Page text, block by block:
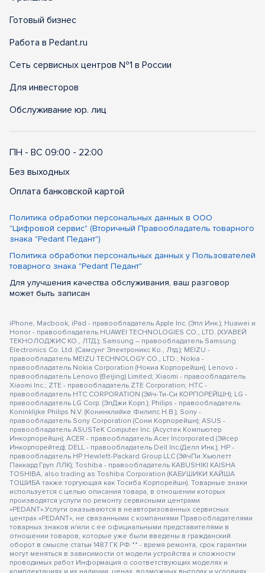
Готовый бизнес
Работа в Pedant.ru
Сеть сервисных центров №1 в России
Для инвесторов
Обслуживание юр. лиц
ПН - ВС 09:00 - 22:00
Без выходных
Оплата банковской картой
Политика обработки персональных данных в ООО
"Цифровой сервис" (Вторичный Правообладатель товарного
знака "Pedant Педант")
Политика обработки персональных данных у Пользователей
товарного знака "Pedant Педант"
Для улучшения качества обслуживания, ваш разговор
может быть записан
iPhone, Macbook, iPad - правообладатель Apple Inc. (Эпл Инк.); Huawei и
Honor - правообладатель HUAWEI TECHNOLOGIES CO., LTD. (ХУАВЕЙ
ТЕКНОЛОДЖИС КО., ЛТД.); Samsung – правообладатель Samsung
Electronics Co. Ltd. (Самсунг Электроникс Ко., Лтд.); MEIZU -
правообладатель MEIZU TECHNOLOGY CO., LTD.; Nokia -
правообладатель Nokia Corporation (Нокиа Корпорейшн); Lenovo -
правообладатель Lenovo (Beijing) Limited; Xiaomi - правообладатель
Xiaomi Inc.; ZTE - правообладатель ZTE Corporation; HTC -
правообладатель HTC CORPORATION (Эйч-Ти-Си КОРПОРЕЙШН); LG -
правообладатель LG Corp. (ЭлДжи Корп.); Philips - правообладатель
Koninklijke Philips N.V. (Конинклийке Филипс Н.В.); Sony -
правообладатель Sony Corporation (Сони Корпорейшн); ASUS -
правообладатель ASUSTeK Computer Inc. (Асустек Компьютер
Инкорпорейшн); ACER - правообладатель Acer Incorporated (Эйсер
Инкорпорейтед); DELL - правообладатель Dell Inc.(Делл Инк.); HP -
правообладатель HP Hewlett-Packard Group LLC (ЭйчПи Хьюлетт
Паккард Груп ЛЛК); Toshiba - правообладатель KABUSHIKI KAISHA
TOSHIBA, also trading as Toshiba Corporation (КАБУШИКИ КАЙША
ТОШИБА также торгующая как Тосиба Корпорейшн). Товарные знаки
используется с целью описания товара, в отношении которых
производятся услуги по ремонту сервисными центрами
«PEDANT».Услуги оказываются в неавторизованных сервисных
центрах «PEDANT», не связанными с компаниями Правообладателями
товарных знаков и/или с ее официальными представителями в
отношении товаров, которые уже были введены в гражданский
оборот в смысле статьи 1487 ГК РФ ** - время ремонта, срок гарантии
могут меняться в зависимости от модели устройства и сложности
проводимых работ Информация о соответствующих моделях и